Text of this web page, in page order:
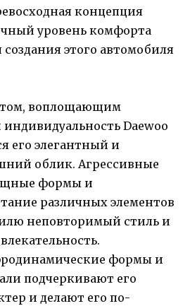
концепция
уровень комфорта
создания этого автомобиля
воплощающим
Daewoo
его элегантный и
облик. Агрессивные
формы и
различных элементов
неповторимый стиль и
формы и
подчеркивают его
и делают его по-